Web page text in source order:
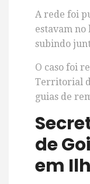
A rede foi
estavam no
subindo
O caso foi
Territorial
guias de
de
em